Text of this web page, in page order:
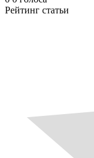
Рейтинг статьи